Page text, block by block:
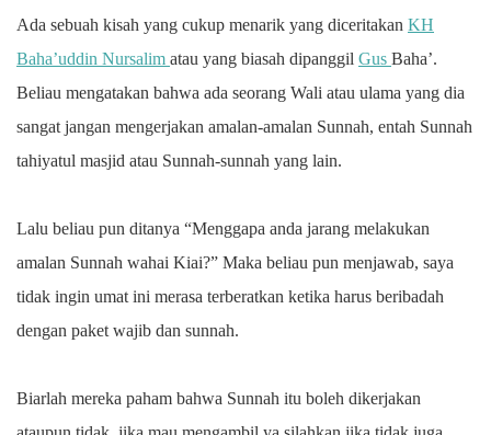
Ada sebuah kisah yang cukup menarik yang diceritakan KH
Baha’uddin Nursalim atau yang biasah dipanggil Gus Baha’.
Beliau mengatakan bahwa ada seorang Wali atau ulama yang dia
sangat jangan mengerjakan amalan-amalan Sunnah, entah Sunnah
tahiyatul masjid atau Sunnah-sunnah yang lain.
Lalu beliau pun ditanya “Menggapa anda jarang melakukan
amalan Sunnah wahai Kiai?” Maka beliau pun menjawab, saya
tidak ingin umat ini merasa terberatkan ketika harus beribadah
dengan paket wajib dan sunnah.
Biarlah mereka paham bahwa Sunnah itu boleh dikerjakan